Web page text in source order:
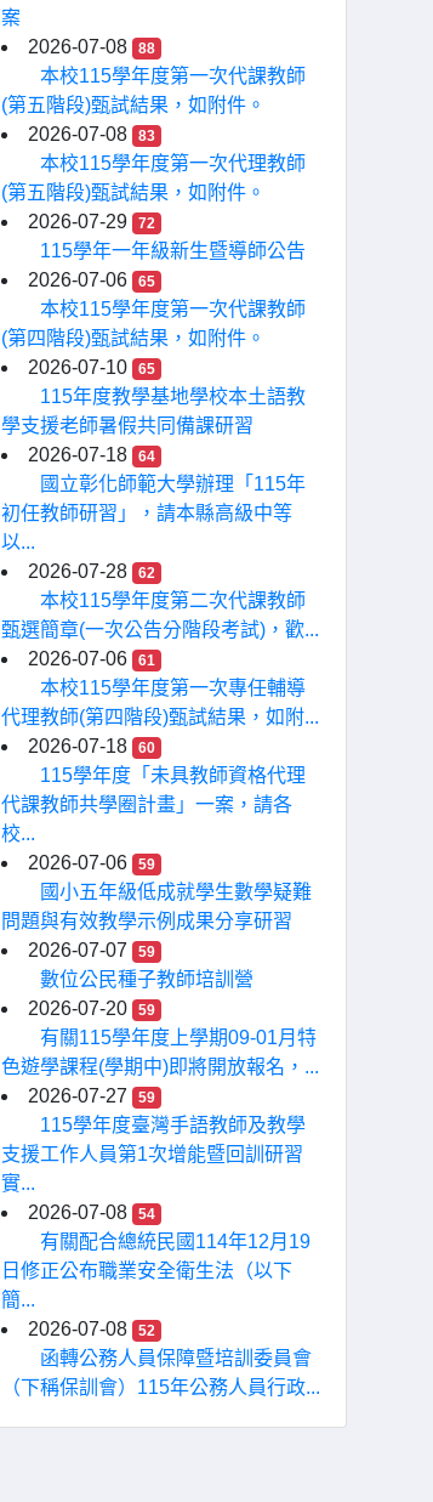
案
2026-07-08
88
本校115學年度第一次代課教師
(第五階段)甄試結果，如附件。
2026-07-08
83
本校115學年度第一次代理教師
(第五階段)甄試結果，如附件。
2026-07-29
72
115學年一年級新生暨導師公告
2026-07-06
65
本校115學年度第一次代課教師
(第四階段)甄試結果，如附件。
2026-07-10
65
115年度教學基地學校本土語教
學支援老師暑假共同備課研習
2026-07-18
64
國立彰化師範大學辦理「115年
初任教師研習」，請本縣高級中等
以...
2026-07-28
62
本校115學年度第二次代課教師
甄選簡章(一次公告分階段考試)，歡...
2026-07-06
61
本校115學年度第一次專任輔導
代理教師(第四階段)甄試結果，如附...
2026-07-18
60
115學年度「未具教師資格代理
代課教師共學圈計畫」一案，請各
校...
2026-07-06
59
國小五年級低成就學生數學疑難
問題與有效教學示例成果分享研習
2026-07-07
59
數位公民種子教師培訓營
2026-07-20
59
有關115學年度上學期09-01月特
色遊學課程(學期中)即將開放報名，...
2026-07-27
59
115學年度臺灣手語教師及教學
支援工作人員第1次增能暨回訓研習
實...
2026-07-08
54
有關配合總統民國114年12月19
日修正公布職業安全衛生法（以下
簡...
2026-07-08
52
函轉公務人員保障暨培訓委員會
（下稱保訓會）115年公務人員行政...